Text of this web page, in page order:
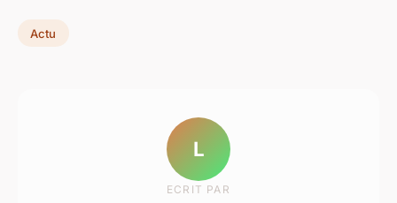
Actu
L
ECRIT PAR